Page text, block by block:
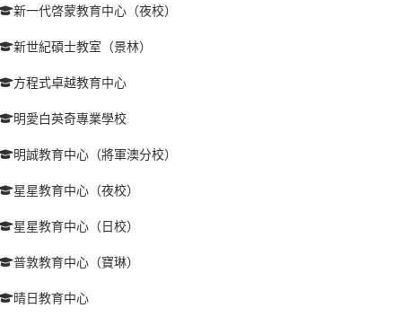
新一代啓蒙教育中心（夜校）
新世紀碩士教室（景林）
方程式卓越教育中心
明愛白英奇專業學校
明誠教育中心（將軍澳分校）
星星教育中心（夜校）
星星教育中心（日校）
普敦教育中心（寶琳）
晴日教育中心